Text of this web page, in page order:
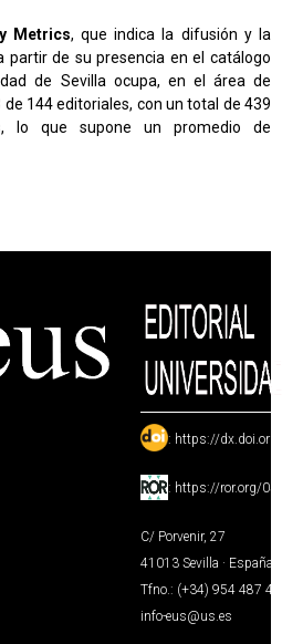
Metrics, que indica la difusión y la
partir de su presencia en el catálogo
de Sevilla ocupa, en el área de
144 editoriales, con un total de 439
lo que supone un promedio de
: https://
: https://ror.org/
C/ Porvenir, 27
41013 Sevilla · España
Tfno.: (+34) 954 487
info-eus@us.es